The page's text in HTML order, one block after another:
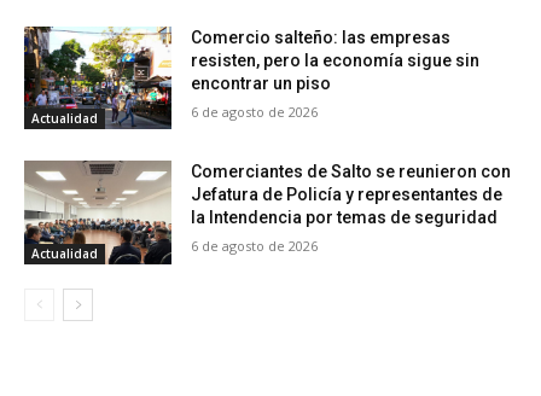
Actualidad
Comercio salteño: las empresas
resisten, pero la economía sigue sin
encontrar un piso
6 de agosto de 2026
Actualidad
Comerciantes de Salto se reunieron con
Jefatura de Policía y representantes de
la Intendencia por temas de seguridad
6 de agosto de 2026